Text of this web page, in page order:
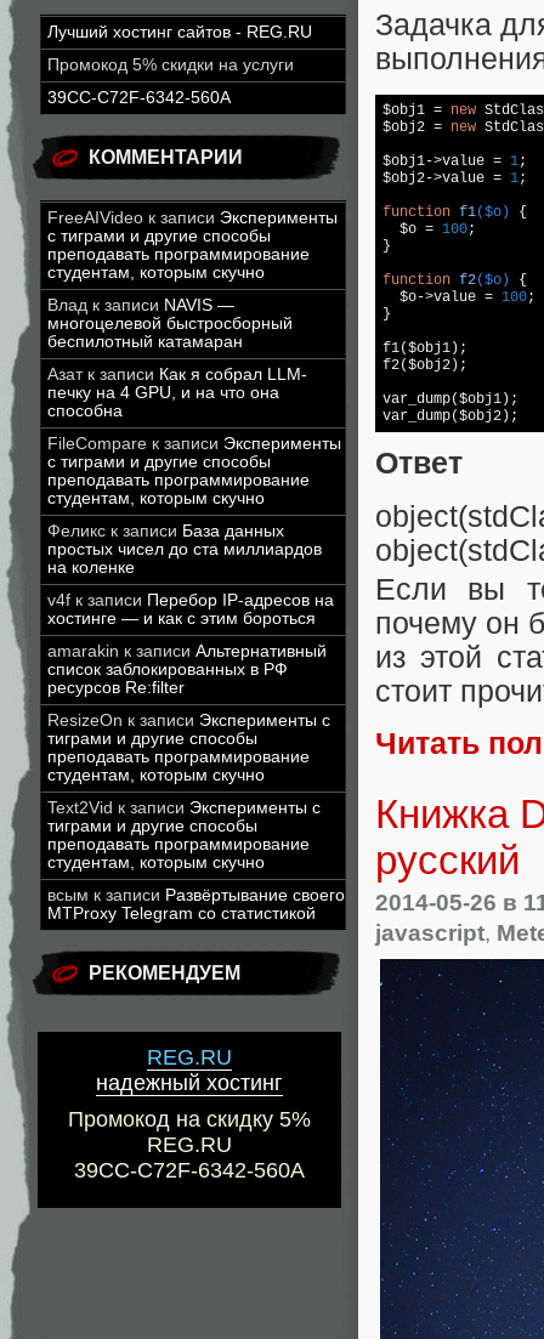
Лучший хостинг сайтов - REG.RU
Промокод 5% скидки на услуги
39CC-C72F-6342-560A
КОММЕНТАРИИ
FreeAIVideo к записи Эксперименты
с тиграми и другие способы
преподавать программирование
студентам, которым скучно
Влад к записи NAVIS —
многоцелевой быстросборный
беспилотный катамаран
Азатк записи Как я собрал LLM-
печку на 4 GPU, и на что она
способна
FileCompare к записи Эксперименты
с тиграми и другие способы
преподавать программирование
студентам, которым скучно
Феликс к записи База данных
простых чисел до ста миллиардов
на коленке
v4f к записи Перебор IP-адресов на
хостинге — и как с этим бороться
amarakin к записи Альтернативный
список заблокированных в РФ
ресурсов Re:filter
ResizeOn к записи Эксперименты с
тиграми и другие способы
преподавать программирование
студентам, которым скучно
Text2Vid к записи Эксперименты с
тиграми и другие способы
преподавать программирование
студентам, которым скучно
всым к записи Развёртывание своего
MTProxy Telegram со статистикой
РЕКОМЕНДУЕМ
REG.RU
надежный хостинг
Промокод на скидку 5%
REG.RU
39CC-C72F-6342-560A
Задачка
$obj1 = new
$obj2 = new
$obj1->value = 1;
$obj2->value = 1;
function f1($o)
{
  $o =
100;
}
function f2($o)
{
  $o->value =
100;
}
f1($obj1);
f2($obj2);
var_dump($obj1);
Ответ
Если вы
почему он
из этой
стоит
Читать
Книжка
русский
2014-05-26 в
javascript,